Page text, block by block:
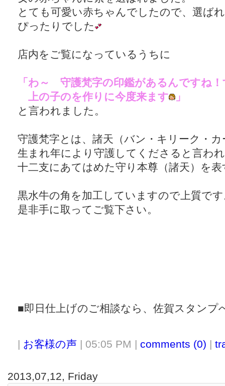
とても可愛い赤ちゃんでしたので、選ば
ぴったりでした
店内をご覧になっているうちに
「わ～ 守護梵字の印鑑があるんですね
上の子のを作りに今度来ます
」
と言われました。
守護梵字とは、諸天（バン・キリーク・
生まれ年により守護してくださると言わ
十二支にあてはめた守り本尊（諸天）を
黒水牛の角を加工していますので上質で
是非手に取ってご覧下さい。
■即日仕上げのご相談なら、佐賀スタンプ
| お客様の声 | 05:05 PM | comments (0) |
2013,07,12, Friday